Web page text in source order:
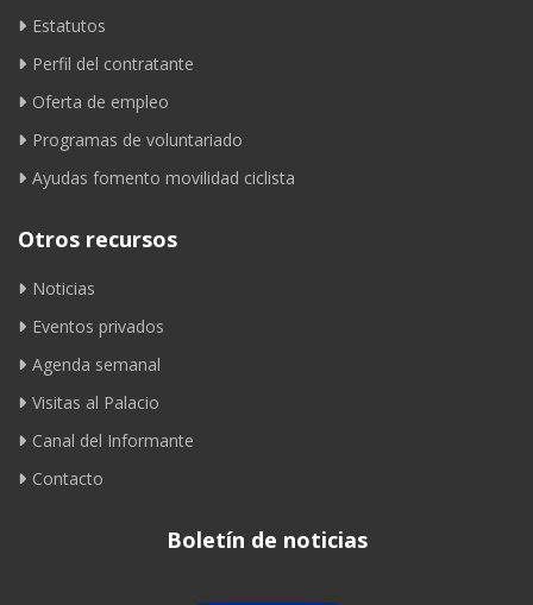
Estatutos
Perfil del contratante
Oferta de empleo
Programas de voluntariado
Ayudas fomento movilidad ciclista
Otros recursos
Noticias
Eventos privados
Agenda semanal
Visitas al Palacio
Canal del Informante
Contacto
Boletín de noticias